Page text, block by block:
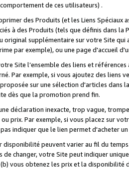
de ces utilisateurs) .
des Produits (et les Liens
à des Produits (tels que définis dans
original supplémentaire sur votre Site qui
par exemple), ou une page d'accueil
Site l’ensemble des liens et
Par exemple, si vous ajoutez des
sur une sélection d'articles
dès que la promotion prend fin.
déclaration inexacte, trop vague,
prix. Par exemple, si vous placez sur
indiquer que le lien permet d'acheter
disponibilité peuvent varier au fil du
de changer, votre Site peut indiquer
vous obtenez les prix et la disponibilité